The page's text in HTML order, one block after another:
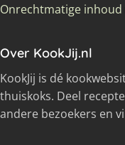
Onrechtmatige inhoud
Over KookJij.nl
KookJij is dé
thuiskoks. Deel
andere bezoekers en